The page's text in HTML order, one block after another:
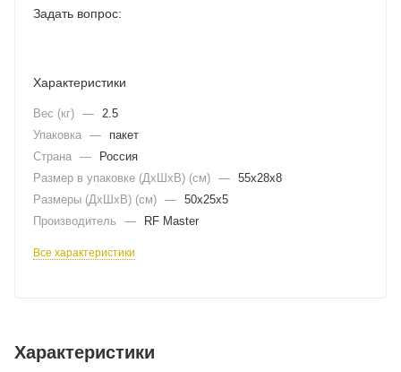
Задать вопрос:
Характеристики
Вес (кг) —
2.5
Упаковка —
пакет
Страна —
Россия
Размер в упаковке (ДхШxВ) (см) — 55х28х8
Размеры (ДxШxВ) (см) — 50х25х5
Производитель
— RF Master
Все характеристики
Характеристики